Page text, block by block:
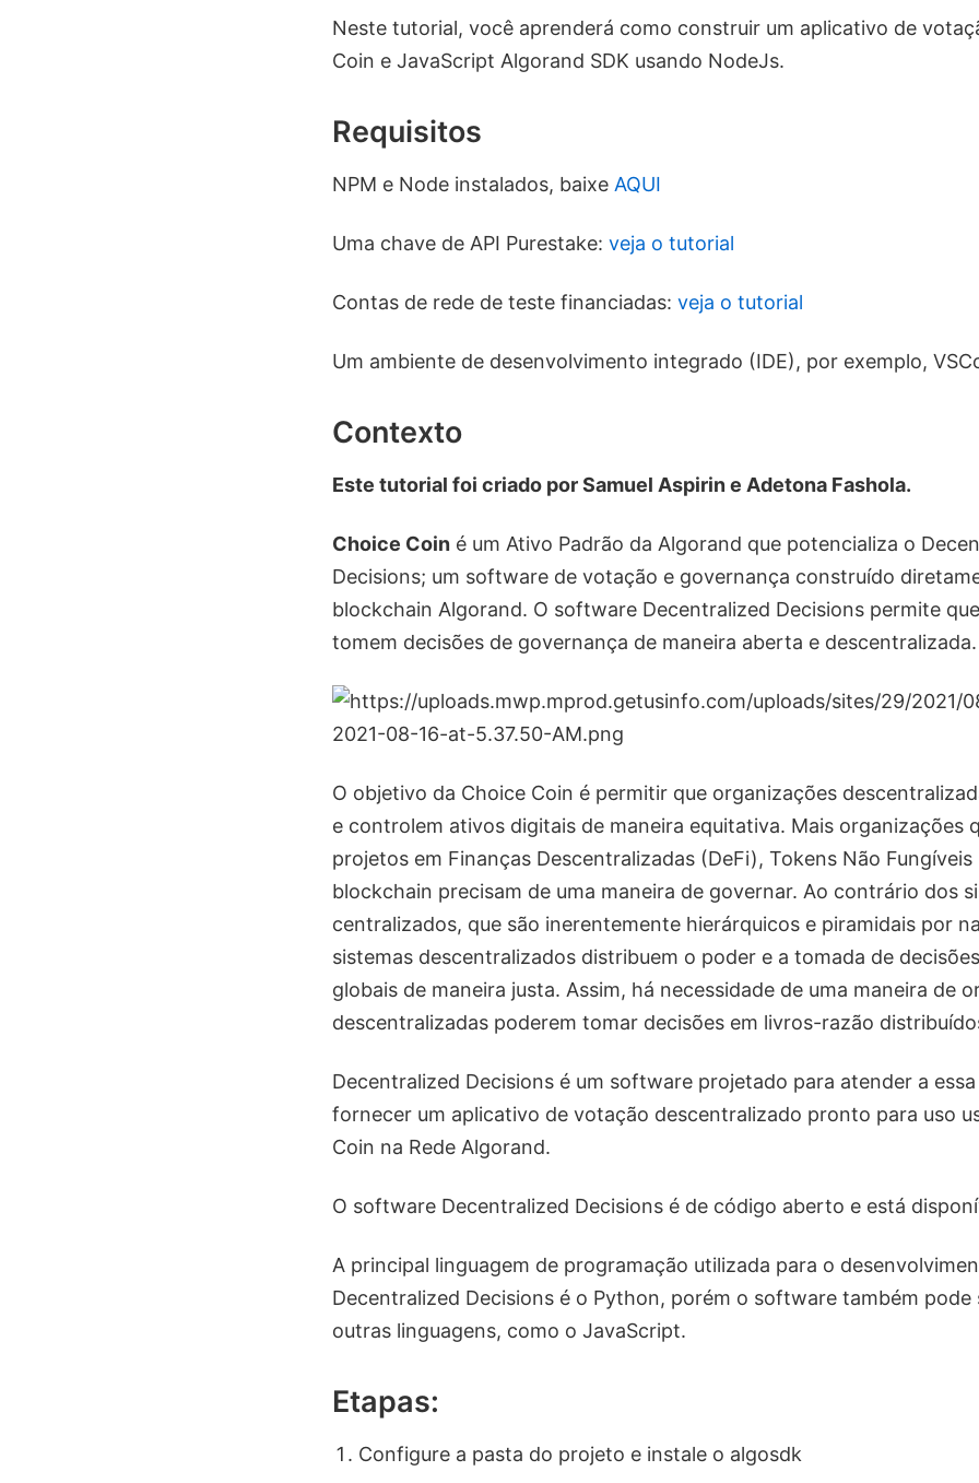
Neste tutorial, você aprenderá como construir um aplicativo de
Coin e JavaScript Algorand SDK usando NodeJs.
Requisitos
NPM e Node instalados, baixe AQUI
Uma chave de API Purestake: veja o tutorial
Contas de rede de teste financiadas: veja o tutorial
Um ambiente de desenvolvimento integrado (IDE), por exemplo,
Contexto
Este tutorial foi criado por Samuel Aspirin e Adetona Fashola.
Choice Coin é um Ativo Padrão da Algorand que potencializa o
Decisions; um software de votação e governança construído
blockchain Algorand. O software Decentralized Decisions permite
tomem decisões de governança de maneira aberta e descentralizada.
O objetivo da Choice Coin é permitir que organizações
e controlem ativos digitais de maneira equitativa. Mais organizações
projetos em Finanças Descentralizadas (DeFi), Tokens Não Fungíveis
blockchain precisam de uma maneira de governar. Ao contrário dos
centralizados, que são inerentemente hierárquicos e piramidais por
sistemas descentralizados distribuem o poder e a tomada de
globais de maneira justa. Assim, há necessidade de uma maneira de
descentralizadas poderem tomar decisões em livros-razão
Decentralized Decisions é um software projetado para atender a
fornecer um aplicativo de votação descentralizado pronto para uso
Coin na Rede Algorand.
O software Decentralized Decisions é de código aberto e está
A principal linguagem de programação utilizada para o
Decentralized Decisions é o Python, porém o software também pode
outras linguagens, como o JavaScript.
Etapas:
Configure a pasta do projeto e instale o algosdk